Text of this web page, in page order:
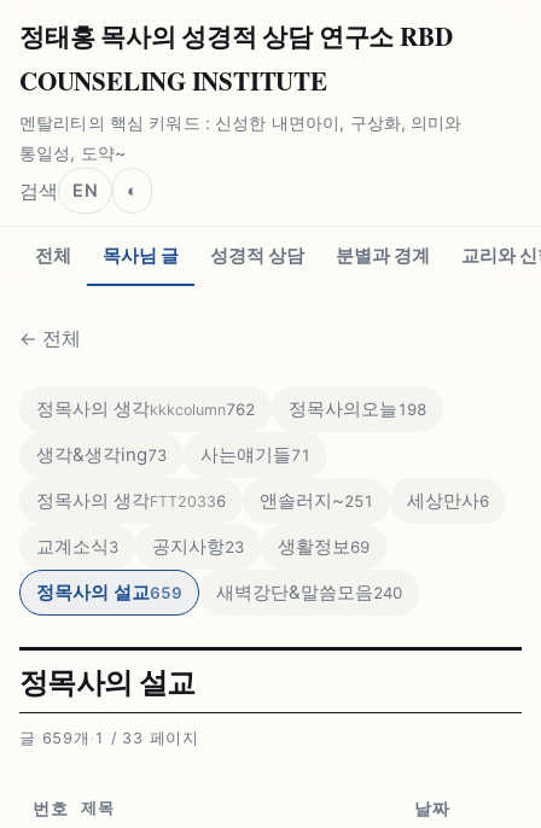
정태홍 목사의 성경적 상담 연구소 RBD
COUNSELING INSTITUTE
멘탈리티의 핵심 키워드 : 신성한 내면아이, 구상화, 의미와
통일성, 도약~
검색 EN ◐
전체 목사님 글 성경적 상담 분별과 경계 교리와
← 전체
정목사의 생각kkkcolumn762 정목사의오늘198
생각&생각ing73 사는얘기들71
정목사의 생각FTT20336 앤솔러지~251 세상만사6
교계소식3 공지사항23 생활정보69
정목사의 설교659 새벽강단&말씀모음240
정목사의 설교
글 659개 · 1 / 33 페이지
번호 제목 날짜